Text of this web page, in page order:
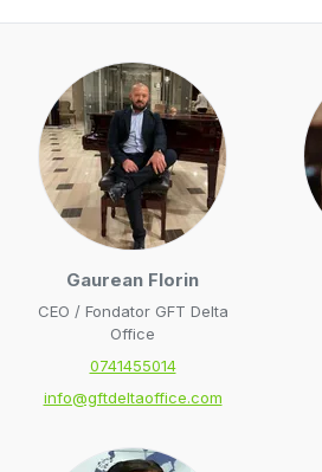
Gaurean Florin
CEO / Fondator GFT Delta
Office
0741455014
info@gftdeltaoffice.com